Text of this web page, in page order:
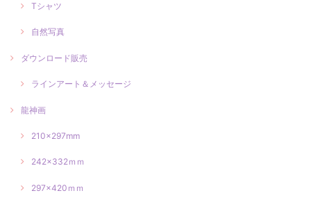
Tシャツ
自然写真
ダウンロード販売
ラインアート＆メッセージ
龍神画
210×297mm
242×332ｍｍ
297×420ｍｍ